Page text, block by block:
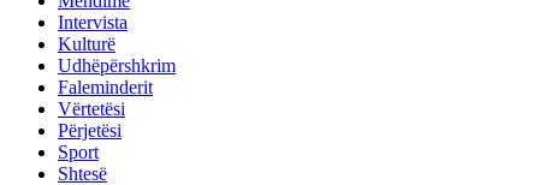
Intervista
Kulturë
Udhëpërshkrim
Faleminderit
Vërtetësi
Përjetësi
Sport
Shtesë